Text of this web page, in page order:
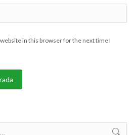
in this browser for the next time I